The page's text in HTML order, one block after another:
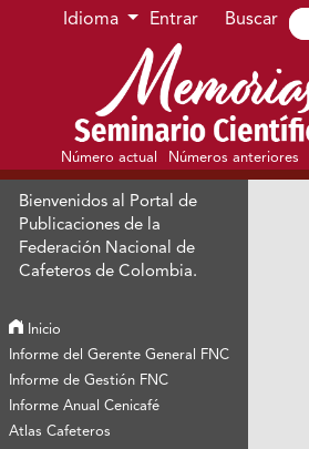
Ir al menú de navegación principal
Ir al contenido principal
Ir al pie de página del sitio
Idioma Entrar Buscar
Número actual Números anteriores
Bienvenidos al Portal de
Publicaciones de la
Federación Nacional de
Cafeteros de Colombia.
Inicio
Informe del Gerente General FNC
Informe de Gestión FNC
Informe Anual Cenicafé
Atlas Cafeteros